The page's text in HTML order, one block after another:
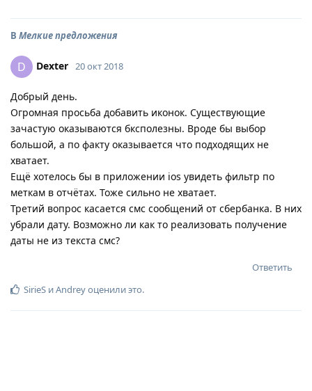
В Мелкие предложения
D Dexter 20 окт 2018
Добрый день.
Огромная просьба добавить иконок. Существующие
зачастую оказываются бксполезны. Вроде бы выбор
большой, а по факту оказывается что подходящих не
хватает.
Ещё хотелось бы в приложении ios увидеть фильтр по
меткам в отчётах. Тоже сильно не хватает.
Третий вопрос касается смс сообщений от сбербанка. В них
убрали дату. Возможно ли как то реализовать получение
даты не из текста смс?
Ответить
SirieS иAndreyоценили это.